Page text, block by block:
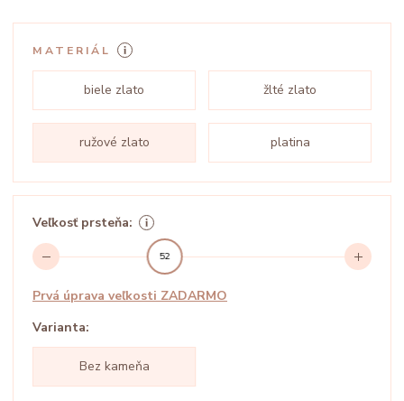
MATERIÁL
biele zlato žlté zlato
ružové zlato platina
Veľkosť prsteňa:
52
Prvá úprava veľkosti ZADARMO
Varianta:
Bez kameňa